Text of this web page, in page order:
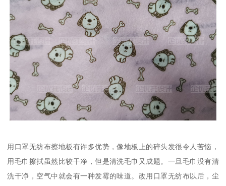
用口罩无纺布擦地板有许多优势，像地板上的碎头发很令人苦恼，
用毛巾擦拭虽然比较干净，但是清洗毛巾又成题。一旦毛巾没有清
洗干净，空气中就会有一种发霉的味道。改用口罩无纺布以后，尘